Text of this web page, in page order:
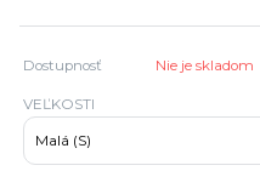
Dostupnosť Nie je skladom
VEĽKOSTI